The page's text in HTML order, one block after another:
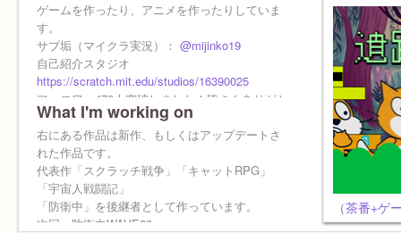
ゲームを作ったり、アニメを作ったりしていま
す。
サブ垢（マイクラ実況）： @mijinko19
自己紹介スタジオ
https://scratch.mit.edu/studios/16390025
フォロワー470人突破しました！皆さんありがと
うございます！
宣伝や連投コメントは削除する場合がありま
す。
What I'm working on
右にある作品は新作、もしくはアップデートさ
れた作品です。
代表作「スクラッチ戦争」「キャットRPG」
「宇宙人戦闘記」
「防衛中」を後継者として作っています。
次回：防衛中WAVE23